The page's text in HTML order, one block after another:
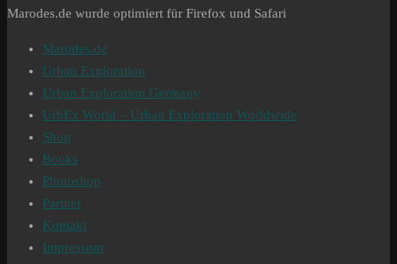
Marodes.de wurde optimiert für Firefox und Safari
Marodes.de
Urban Exploration
Urban Exploration Germany
UrbEx World – Urban Exploration Worldwide
Shop
Books
Photoshop
Partner
Kontakt
Impressum